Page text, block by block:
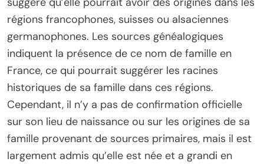
régions francophones, suisses ou alsaciennes
germanophones. Les sources généalogiques
indiquent la présence de ce nom de famille en
France, ce qui pourrait suggérer les racines
historiques de sa famille dans ces régions.
Cependant, il n’y a pas de confirmation officielle
sur son lieu de naissance ou sur les origines de sa
famille provenant de sources primaires, mais il est
largement admis qu’elle est née et a grandi en